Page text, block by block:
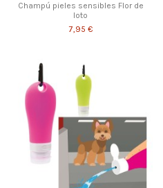
Champú pieles sensibles Flor de
loto
7,95 €